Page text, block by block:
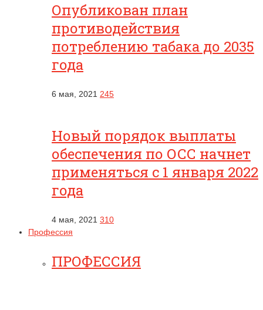
Опубликован план
противодействия
потреблению табака до 2035
года
6 мая, 2021 245
Новый порядок выплаты
обеспечения по ОСС начнет
применяться с 1 января 2022
года
4 мая, 2021 310
Профессия
ПРОФЕССИЯ